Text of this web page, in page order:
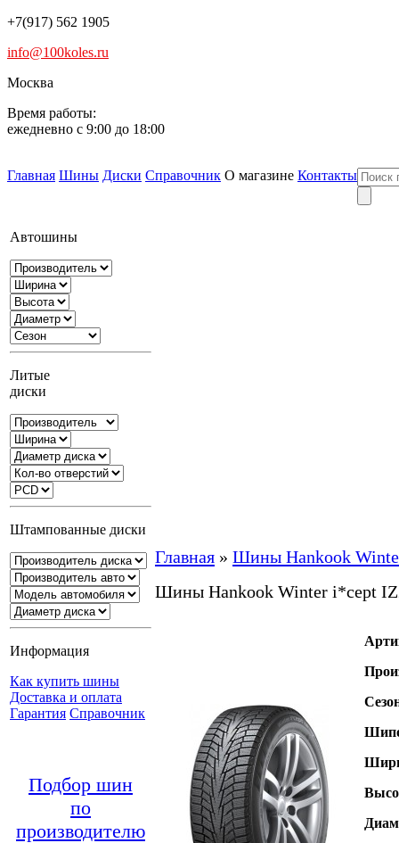
+7(917) 562 1905
info@100koles.ru
Москва
Время работы:
ежедневно с 9:00 до 18:00
Главная Шины Диски Справочник О магазине Контакты
Автошины
Литые
диски
Штампованные диски
Информация
Как купить шины
Доставка и оплата
Гарантия Справочник
Подбор шин
по
производителю
Главная » Шины Hankook
Шины Hankook Winter i*cept